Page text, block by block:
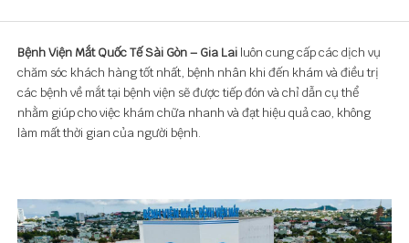
Bệnh Viện Mắt Quốc Tế Sài Gòn – Gia Lailuôn cung cấp các dịch vụ
chăm sóc khách hàng tốt nhất, bệnh nhân khi đến khám và điều trị
các bệnh về mắt tại bệnh viện sẽ được tiếp đón và chỉ dẫn cụ thể
nhằm giúp cho việc khám chữa nhanh và đạt hiệu quả cao, không
làm mất thời gian của người bệnh.